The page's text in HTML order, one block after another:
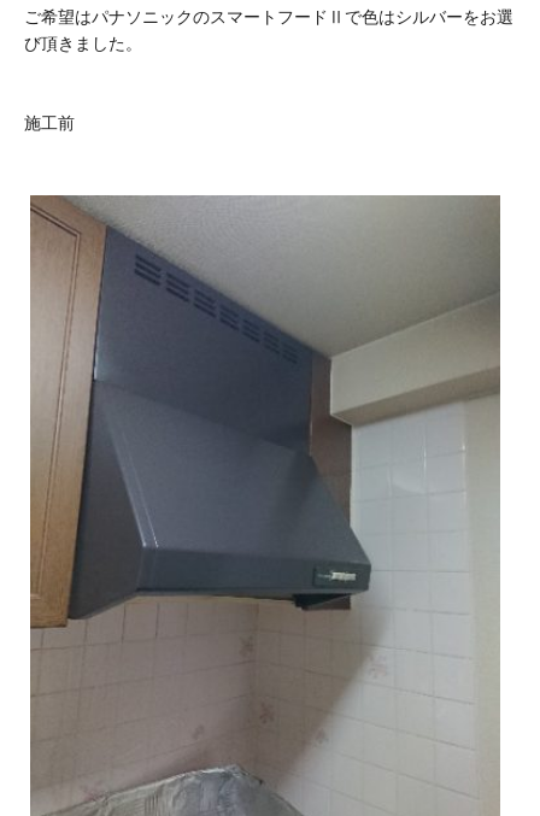
ご希望はパナソニックのスマートフードⅡで色はシルバーをお選
び頂きました。
施工前